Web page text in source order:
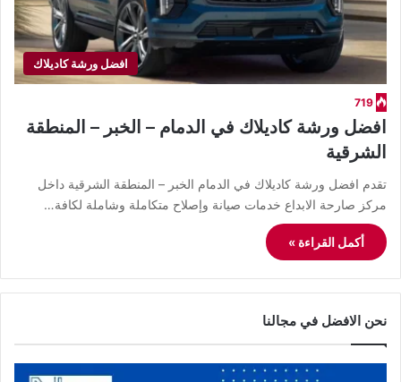
افضل ورشة كاديلاك
719
افضل ورشة كاديلاك في الدمام – الخبر – المنطقة
الشرقية
تقدم افضل ورشة كاديلاك في الدمام الخبر – المنطقة الشرقية داخل
مركز صارحة الابداع خدمات صيانة وإصلاح متكاملة وشاملة لكافة…
أكمل القراءة »
نحن الافضل في مجالنا